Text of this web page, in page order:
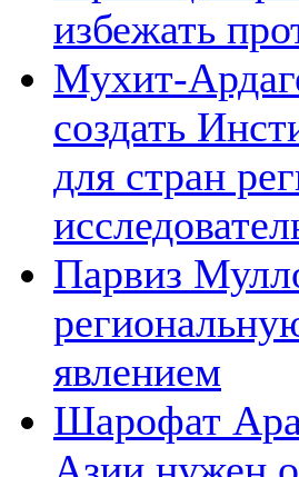
избежать
Мухит-
создать
для стран
Парвиз
явлением
Шарофат